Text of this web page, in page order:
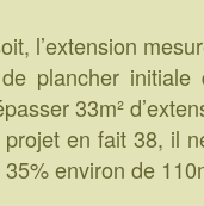
l’extension
plancher
33m²
en fait 38, il
environ de